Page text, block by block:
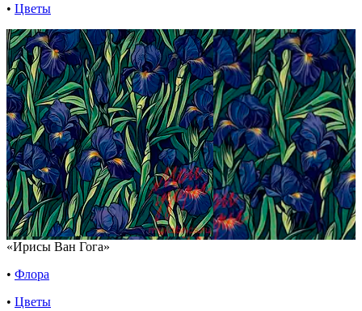
• Цветы
«Ирисы Ван Гога»
• Флора
• Цветы